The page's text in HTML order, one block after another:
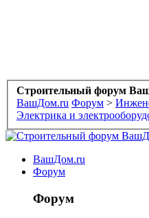
Строительный форум
ВашДом.ru Форум >
Электрика и
ВашДом.ru
Форум
Форум